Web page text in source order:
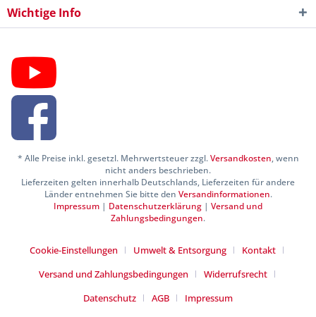
Wichtige Info
* Alle Preise inkl. gesetzl. Mehrwertsteuer zzgl.Versandkosten, wenn
nicht anders beschrieben.
Lieferzeiten gelten innerhalb Deutschlands, Lieferzeiten für andere
Länder entnehmen Sie bitte den Versandinformationen.
Impressum | Datenschutzerklärung | Versand und
Zahlungsbedingungen.
Cookie-Einstellungen Umwelt & Entsorgung
Kontakt
Versand und Zahlungsbedingungen
Widerrufsrecht
Datenschutz
AGB Impressum